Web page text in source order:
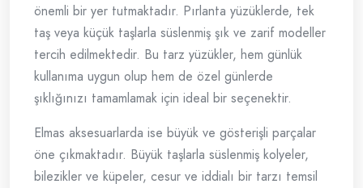
önemli bir yer tutmaktadır. Pırlanta yüzüklerde, tek
taş veya küçük taşlarla süslenmiş şık ve zarif modeller
tercih edilmektedir. Bu tarz yüzükler, hem günlük
kullanıma uygun olup hem de özel günlerde
şıklığınızı tamamlamak için ideal bir seçenektir.
Elmas aksesuarlarda ise büyük ve gösterişli parçalar
öne çıkmaktadır. Büyük taşlarla süslenmiş kolyeler,
bilezikler ve küpeler, cesur ve iddialı bir tarzı temsil